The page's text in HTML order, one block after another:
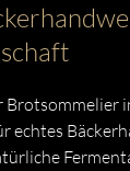
echtes